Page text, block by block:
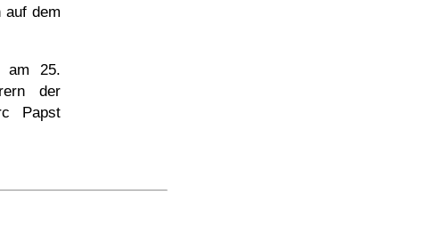
auf dem
am25.
der
Papst